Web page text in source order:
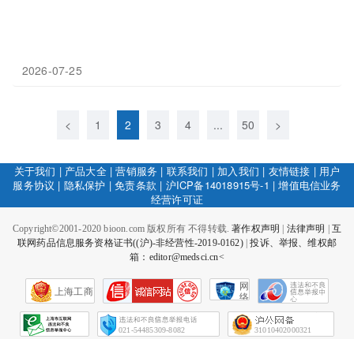
2026-07-25
< 1 2 3 4 ... 50 >
关于我们 | 产品大全|营销服务 | 联系我们 | 加入我们 | 友情链接 | 用户
服务协议 | 隐私保护 |免责条款 | 沪ICP备14018915号-1 |增值电信业务
经营许可证
Copyright©2001-2020 bioon.com 版权所有 不得转载.著作权声明 法律声明
互
联网药品信息服务资格证书((沪)-非经营性-2019-0162)|投诉、举报、维权邮
箱：editor@medsci.cn<
上海工商
网
络
会
征
021-54485309-8082 31010402000321